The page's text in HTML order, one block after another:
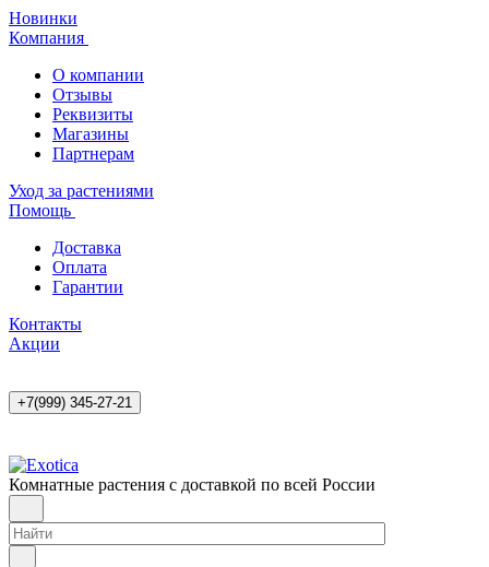
Новинки
Компания
О компании
Отзывы
Реквизиты
Магазины
Партнерам
Уход за растениями
Помощь
Доставка
Оплата
Гарантии
Контакты
Акции
+7(999) 345-27-21
Комнатные растения с доставкой по всей России